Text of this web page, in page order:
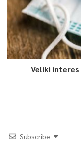
Veliki
Subscribe